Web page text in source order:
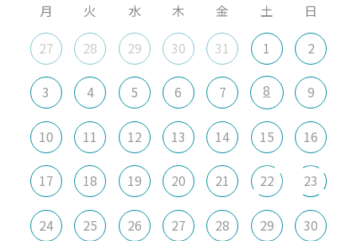
月 火 水 木 金 土
日
27
28 29 30 31 1 2
3 4 5 6 7 8 9
10 11 12 13 14 15 16
17 18 19 20 21 22 23
24 25 26 27 28 29 30